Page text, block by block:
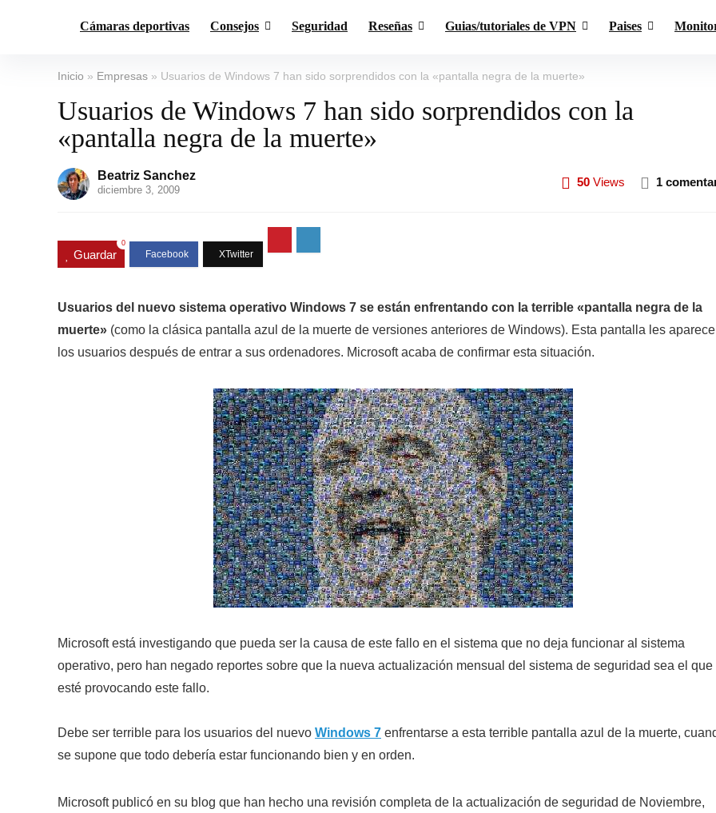
Cámaras deportivas Consejos Seguridad Reseñas Guias/tutoriales de VPN Paises
Inicio » Empresas » Usuarios de Windows 7 han sido sorprendidos con la «pantalla negra de la muerte»
Usuarios de Windows 7 han sido sorprendidos con la
«pantalla negra de la muerte»
Beatriz Sanchez
diciembre 3, 2009
50 Views 1
Guardar
0
Usuarios del nuevo sistema operativo Windows 7 se están enfrentando con la terrible «pantalla negra de la
muerte» (como la clásica pantalla azul de la muerte de versiones anteriores de Windows). Esta pantalla les
los usuarios después de entrar a sus ordenadores. Microsoft acaba de confirmar esta situación.
Microsoft está investigando que pueda ser la causa de este fallo en el sistema que no deja funcionar al sistema
operativo, pero han negado reportes sobre que la nueva actualización mensual del sistema de seguridad sea el que
esté provocando este fallo.
Debe ser terrible para los usuarios del nuevo Windows 7 enfrentarse a esta terrible pantalla azul de la muerte,
se supone que todo debería estar funcionando bien y en orden.
Microsoft publicó en su blog que han hecho una revisión completa de la actualización de seguridad de Noviembre,